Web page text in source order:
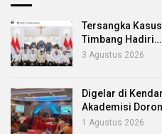
Tersangka
Timbang Hadiri…
3 Agustus 2026
Digelar di
Akademisi
1 Agustus 2026